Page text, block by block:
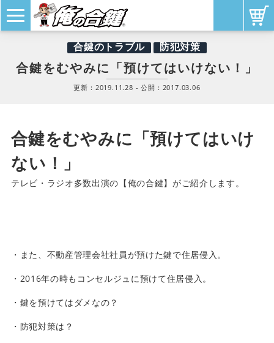
合鍵のトラブル 防犯対策
合鍵をむやみに「預けてはいけない！」
更新： 2019.11.28 - 公開： 2017.03.06
合鍵をむやみに 「預けてはいけ
ない！」
テレビ・ラジオ多数出演の【俺の合鍵】がご紹介します。
・また、不動産管理会社社員が預けた鍵で住居侵入。
・2016年の時もコンセルジュに預けて住居侵入。
・鍵を預けてはダメなの？
・防犯対策は？